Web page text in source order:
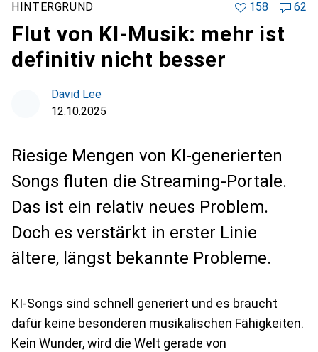
HINTERGRUND 158 62
Flut von KI-Musik: mehr ist
definitiv nicht besser
David Lee
12.10.2025
Riesige Mengen von KI-generierten
Songs fluten die Streaming-Portale.
Das ist ein relativ neues Problem.
Doch es verstärkt in erster Linie
ältere, längst bekannte Probleme.
KI-Songs sind schnell generiert und es braucht
dafür keine besonderen musikalischen Fähigkeiten.
Kein Wunder, wird die Welt gerade von